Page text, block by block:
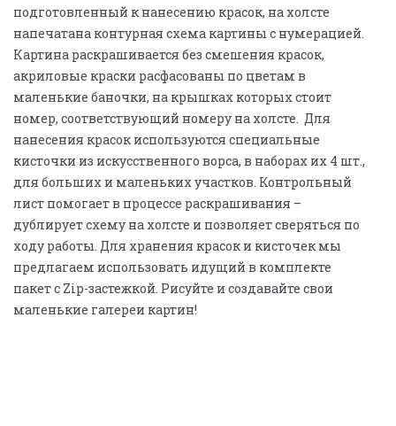
подготовленный к нанесению красок, на холсте
напечатана контурная схема картины с нумерацией.
Картина раскрашивается без смешения красок,
акриловые краски расфасованы по цветам в
маленькие баночки, на крышках которых стоит
номер, соответствующий номеру на холсте. Для
нанесения красок используются специальные
кисточки из искусственного ворса, в наборах их 4 шт.,
для больших и маленьких участков. Контрольный
лист помогает в процессе раскрашивания –
дублирует схему на холсте и позволяет сверяться по
ходу работы. Для хранения красок и кисточек мы
предлагаем использовать идущий в комплекте
пакет с Zip-застежкой. Рисуйте и создавайте свои
маленькие галереи картин!